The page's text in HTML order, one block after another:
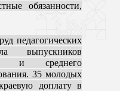
обязанности,
педагогических
выпускников
и среднего
35 молодых
доплату в